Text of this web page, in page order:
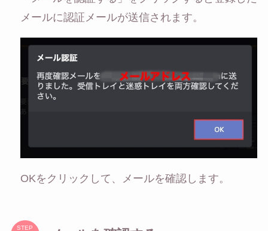
メールに認証メールが送信されます。
OKをクリックして、メールを確認します。
STEP